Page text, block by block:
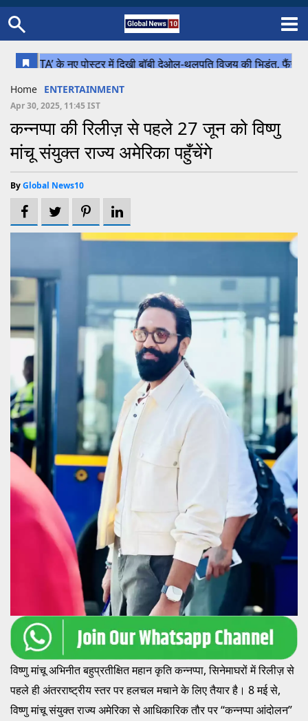
Uttar Pradesh
Chhattisgarh
Bihar
Cricket
Football
Home ENTERTAINMENT
Apr 30, 2025, 11:45 IST
कन्नप्पा की रिलीज़ से पहले 27 जून को विष्णु
मांचू संयुक्त राज्य अमेरिका पहुँचेंगे
ByGlobal News10
विष्णु मांचू अभिनीत बहुप्रतीक्षित महान कृति कन्नप्पा, सिनेमाघरों में रिलीज़ से
पहले ही अंतरराष्ट्रीय स्तर पर हलचल मचाने के लिए तैयार है। 8 मई से,
विष्णु मांचू संयुक्त राज्य अमेरिका से आधिकारिक तौर पर “कन्नप्पा आंदोलन”